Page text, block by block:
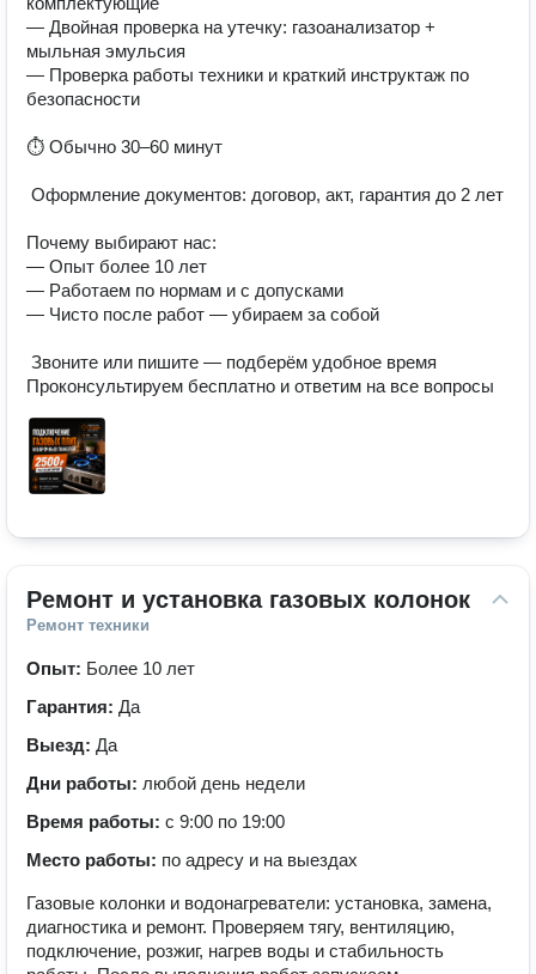
— Двойная проверка на утечку: газоанализатор +
мыльная эмульсия
— Проверка работы техники и краткий инструктаж по
безопасности
⏱ Обычно 30–60 минут
Почему выбирают нас:
— Опыт более 10 лет
— Работаем по нормам и с допусками
— Чисто после работ — убираем за собой
Проконсультируем бесплатно и ответим на все вопросы
Ремонт и установка газовых колонок
Ремонт техники
Опыт: Более 10 лет
Гарантия: Да
Выезд: Да
Дни работы: любой день недели
Время работы: с 9:00 по 19:00
Место работы: по адресу и на выездах
Газовые колонки и водонагреватели: установка, замена,
диагностика и ремонт. Проверяем тягу, вентиляцию,
подключение, розжиг, нагрев воды и стабильность